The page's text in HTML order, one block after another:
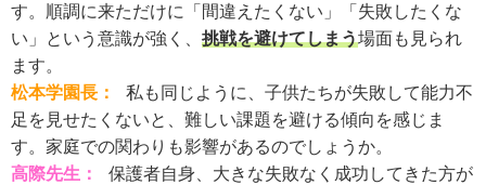
す。順調に来ただけに「間違えたくない」「失敗したくな
い」という意識が強く、 挑戦を避けてしまう場面も見られ
ます。
松本学園長：
私も同じように、子供たちが失敗して能力不
足を見せたくないと、難しい課題を避ける傾向を感じま
す。家庭での関わりも影響があるのでしょうか。
高際先生：
保護者自身、大きな失敗なく成功してきた方が